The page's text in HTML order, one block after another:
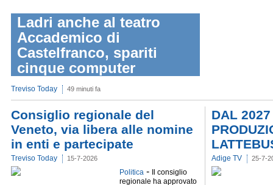
Ladri anche al teatro
Accademico di
Castelfranco, spariti
cinque computer
Treviso Today 49 minuti fa
Consiglio regionale del
Veneto, via libera alle nomine
in enti e partecipate
Treviso Today 15-7-2026
Politica -
Il consiglio
regionale ha approvato
DAL
Adige TV 25-7-